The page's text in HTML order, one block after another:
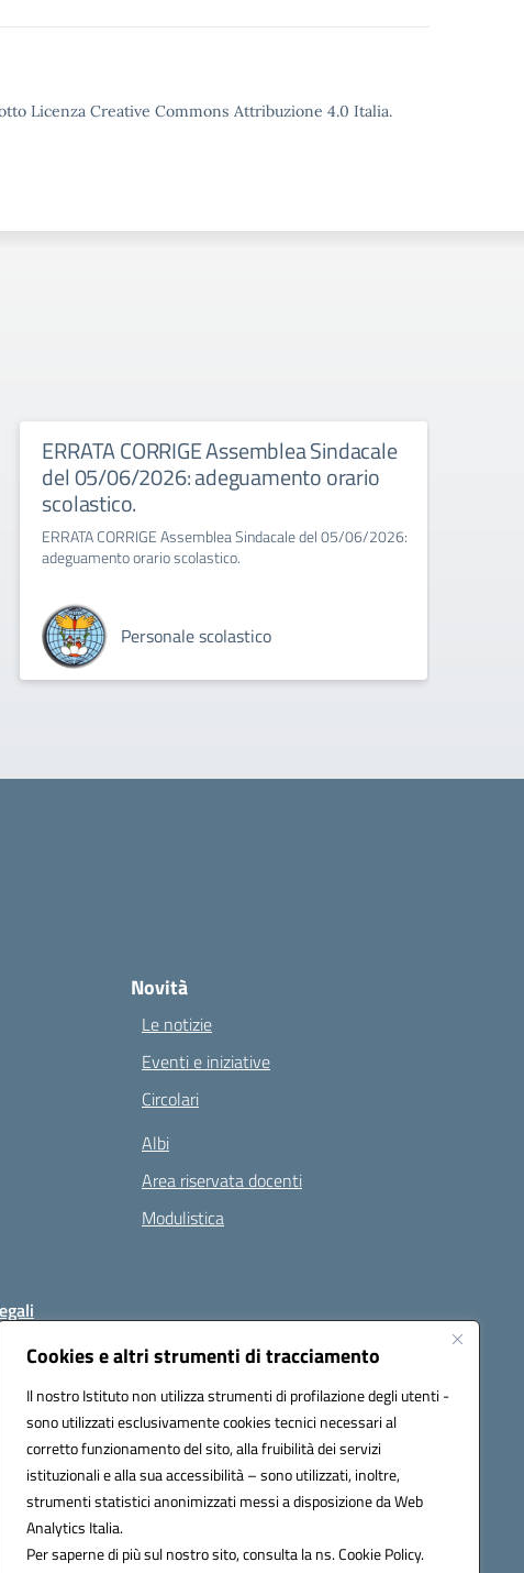
Cookies e altri strumenti di tracciamento
Il nostro Istituto non utilizza strumenti di profilazione degli utenti -
sono utilizzati esclusivamente cookies tecnici necessari al
corretto funzionamento del sito, alla fruibilità dei servizi
istituzionali e alla sua accessibilità – sono utilizzati, inoltre,
strumenti statistici anonimizzati messi a disposizione da Web
Analytics Italia.
Per saperne di più sul nostro sito, consulta la ns. Cookie Policy.
Licenza Creative Commons Attribuzione 4.0 Italia.
ERRATA CORRIGE Assemblea Sindacale
del 05/06/2026: adeguamento orario
scolastico.
ERRATA CORRIGE Assemblea Sindacale del 05/06/2026:
adeguamento orario scolastico.
Personale scolastico
Novità
Le notizie
Eventi e iniziative
Circolari
Albi
Area riservata docenti
Modulistica
(PEC):naee32300a@pec.istruzione.it